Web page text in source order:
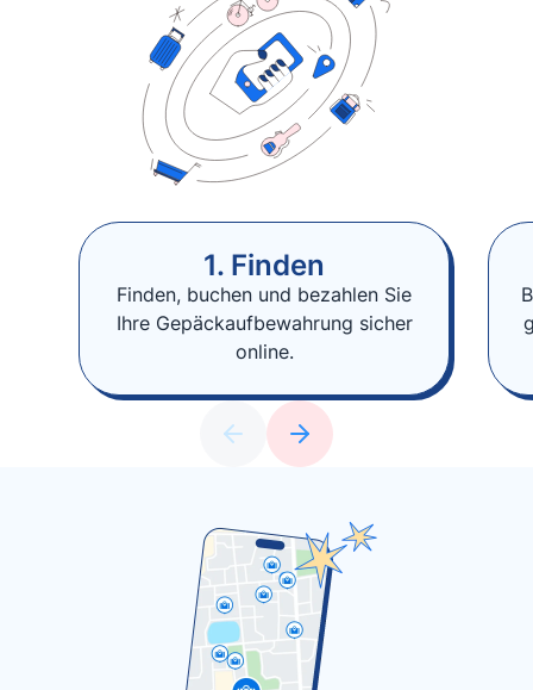
1. Finden
Finden, buchen und bezahlen Sie
Ihre Gepäckaufbewahrung sicher
online.